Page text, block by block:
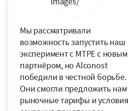
Мы рассматривали
возможность запустить наш
эксперимент с MTPE с новым
партнёром, но Alconost
победили в честной борьбе.
Они смогли предложить нам
рыночные тарифы и